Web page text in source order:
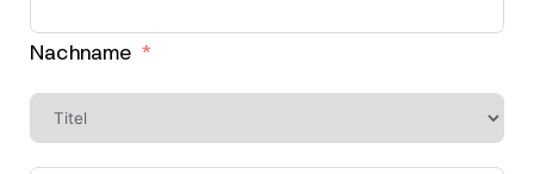
Nachname